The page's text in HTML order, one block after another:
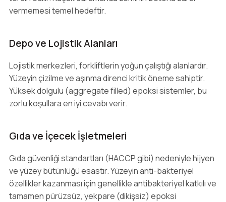
vermemesi temel hedeftir.
Depo ve Lojistik Alanları
Lojistik merkezleri, forkliftlerin yoğun çalıştığı alanlardır.
Yüzeyin çizilme ve aşınma direnci kritik öneme sahiptir.
Yüksek dolgulu (aggregate filled) epoksi sistemler, bu
zorlu koşullara en iyi cevabı verir.
Gıda ve İçecek İşletmeleri
Gıda güvenliği standartları (HACCP gibi) nedeniyle hijyen
ve yüzey bütünlüğü esastır. Yüzeyin anti-bakteriyel
özellikler kazanması için genellikle antibakteriyel katkılı ve
tamamen pürüzsüz, yekpare (dikişsiz) epoksi